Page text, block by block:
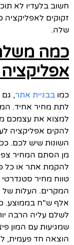
חשוב בלעדיו לא
זקוקים
שלה.
כמה
כמו בבניית אתר,
לתת מחיר אחיד.
למצוא את עצמכם
להקים אפליקציה
השונות שיש לכם.
מן הסתם המחיר
להקמת אתר או כל
טווח מחיר
אלף ש"ח בממוצע.
לשלם עליה הרבה
שמגיעות עם המון
הוצאה חד פעמית,